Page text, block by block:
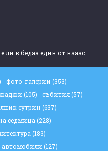
ли в бедаа един от нааас…
фото-галерии (353)
(105) събития(57)
сутрин (637)
седмица (228)
(183)
автомобили (127)